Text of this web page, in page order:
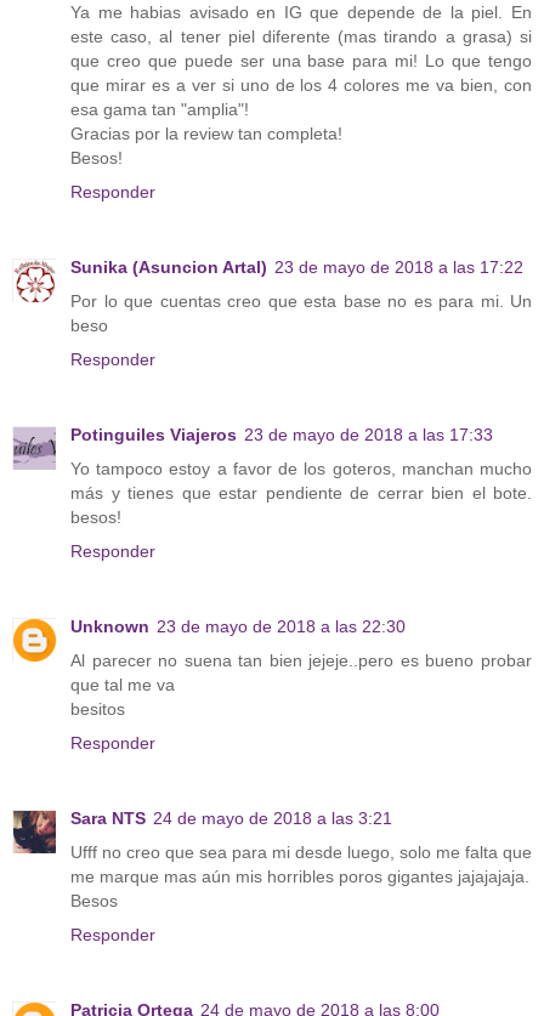
Ya me habias avisado en IG que depende de la piel. En
este caso, al tener piel diferente (mas tirando a grasa) si
que creo que puede ser una base para mi! Lo que tengo
que mirar es a ver si uno de los 4 colores me va bien, con
esa gama tan "amplia"!
Gracias por la review tan completa!
Besos!
Responder
Sunika (Asuncion Artal) 23 de mayo de 2018 a las 17:22
Por lo que cuentas creo que esta base no es para mi. Un
beso
Responder
Potinguiles Viajeros 23 de mayo de 2018 a las 17:33
Yo tampoco estoy a favor de los goteros, manchan mucho
más y tienes que estar pendiente de cerrar bien el bote.
besos!
Responder
Unknown 23 de mayo de 2018 a las 22:30
Al parecer no suena tan bien jejeje..pero es bueno probar
que tal me va
besitos
Responder
Sara NTS 24 de mayo de 2018 a las 3:21
Ufff no creo que sea para mi desde luego, solo me falta que
me marque mas aún mis horribles poros gigantes jajajajaja.
Besos
Responder
Patricia Ortega 24 de mayo de 2018 a las 8:00